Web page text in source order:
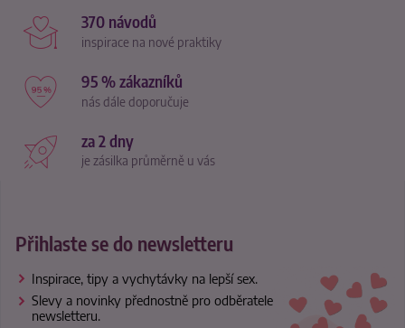
370 návodů
inspirace na nové praktiky
95 % zákazníků
nás dále doporučuje
za 2 dny
je zásilka průměrně u vás
Přihlaste se do newsletteru
Inspirace, tipy a vychytávky na lepší sex.
Slevy a novinky přednostně pro odběratele
newsletteru.